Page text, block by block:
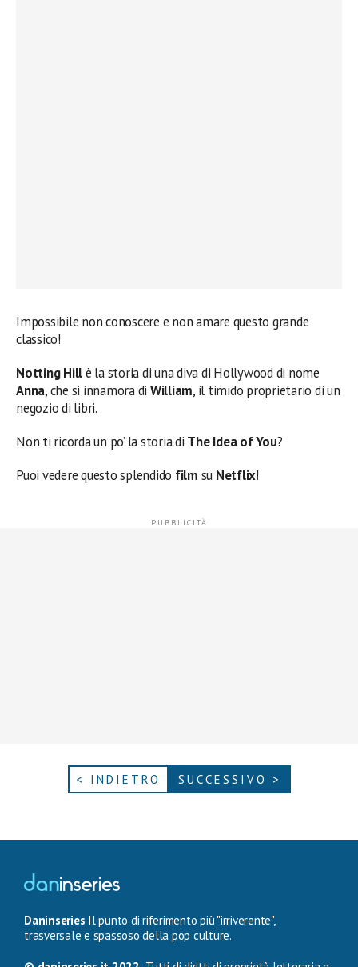
Impossibile non conoscere e non amare questo grande
classico!
Notting Hillè la storia di una diva di Hollywood di nome
Anna, che si innamora di William, il timido proprietario di un
negozio di libri.
Non ti ricorda un po’ la storia di The Idea of You?
Puoi vedere questo splendido film su Netflix!
< INDIETRO SUCCESSIVO >
Daninseries Il punto di riferimento più "irriverente",
trasversale e spassoso della pop culture.